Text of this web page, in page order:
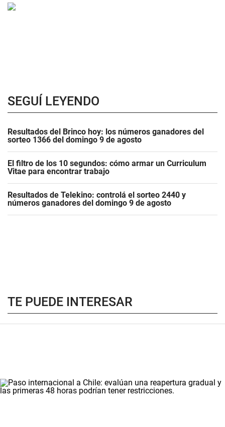
SEGUÍ LEYENDO
Resultados del Brinco hoy: los números ganadores del
sorteo 1366 del domingo 9 de agosto
El filtro de los 10 segundos: cómo armar un Curriculum
Vitae para encontrar trabajo
Resultados de Telekino: controlá el sorteo 2440 y
números ganadores del domingo 9 de agosto
TE PUEDE INTERESAR